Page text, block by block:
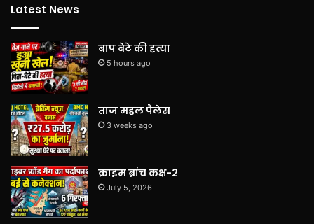
Latest News
बाप बेटे की हत्या
5 hours ago
ताज महल पैलेस
3 weeks ago
क्राइम ब्रांच कक्ष-2
July 5, 2026